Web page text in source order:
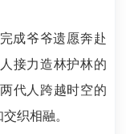
成爷爷遗愿奔赴
接力造林护林的
代人跨越时空的
织相融。